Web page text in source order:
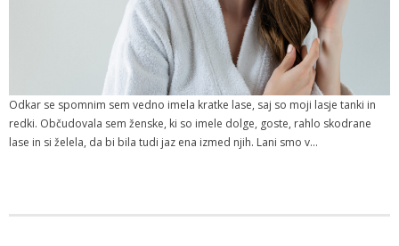
Odkar se spomnim sem vedno imela kratke lase, saj so moji lasje tanki in
redki. Občudovala sem ženske, ki so imele dolge, goste, rahlo skodrane
lase in si želela, da bi bila tudi jaz ena izmed njih. Lani smo v…